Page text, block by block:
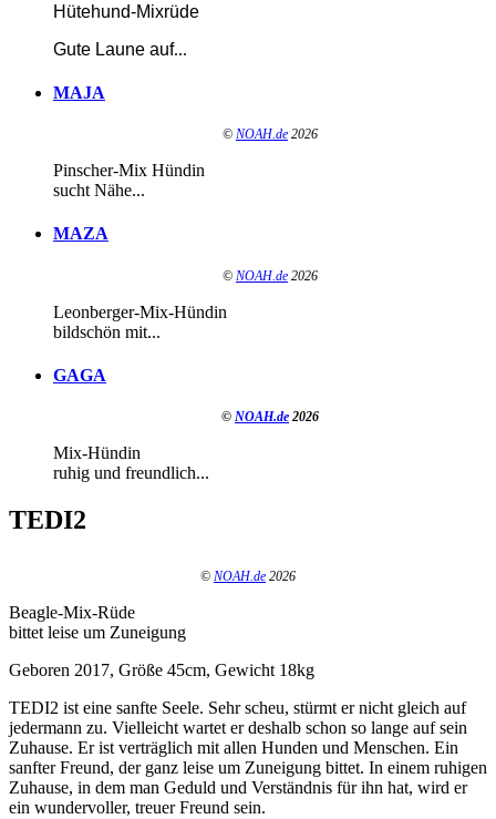
Hütehund-Mixrüde
Gute Laune auf...
MAJA
© NOAH.de 2026
Pinscher-Mix Hündin
sucht Nähe...
MAZA
© NOAH.de 2026
Leonberger-Mix-Hündin
bildschön mit...
GAGA
© NOAH.de 2026
Mix-Hündin
ruhig und freundlich...
TEDI2
© NOAH.de 2026
Beagle-Mix-Rüde
bittet leise um Zuneigung
Geboren 2017, Größe 45cm, Gewicht 18kg
TEDI2 ist eine sanfte Seele. Sehr scheu, stürmt er nicht gleich auf
jedermann zu. Vielleicht wartet er deshalb schon so lange auf sein
Zuhause. Er ist verträglich mit allen Hunden und Menschen. Ein
sanfter Freund, der ganz leise um Zuneigung bittet. In einem ruhigen
Zuhause, in dem man Geduld und Verständnis für ihn hat, wird er
ein wundervoller, treuer Freund sein.